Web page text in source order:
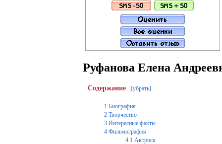
Руфанова Елена
Содержание [убрать]
1 Биография
2 Творчество
3 Интересные факты
4 Фильмография
4.1 Актриса